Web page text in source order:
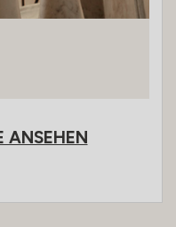
ANSEHEN